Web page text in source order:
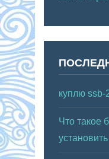
куплю ssb-
Что такое